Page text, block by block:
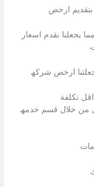
ارخص
فى تقدیم مما یجعلنا نقدم اسعار
ارخص شركھ
تكلفة
من خلال قسم خدمھ